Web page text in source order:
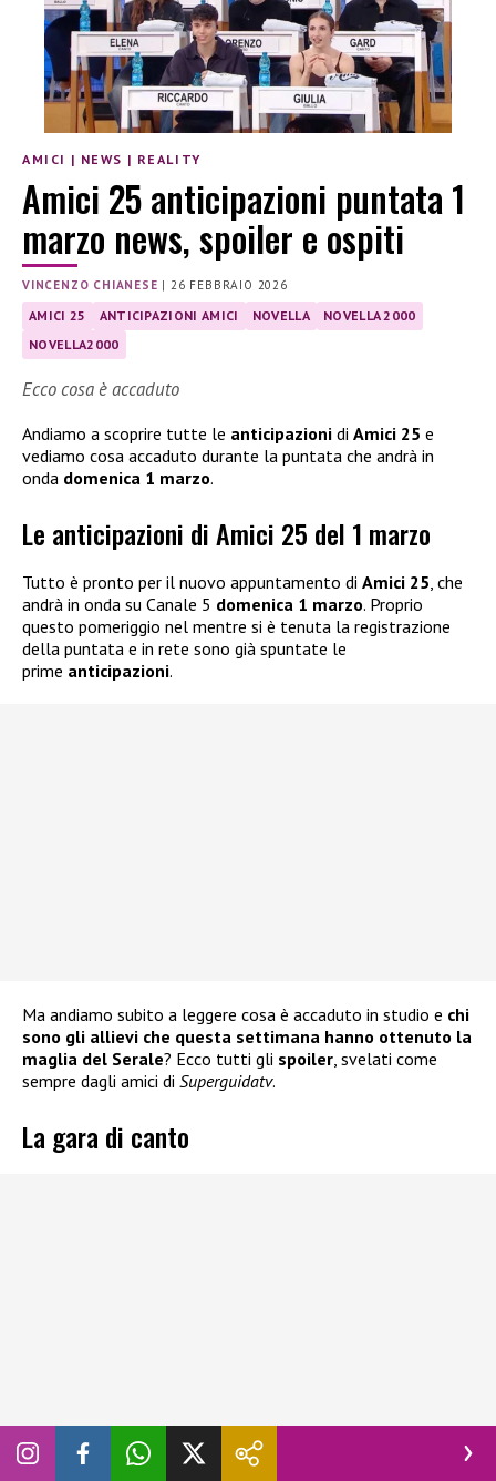
AMICI | NEWS | REALITY
Amici 25 anticipazioni puntata 1
marzo news, spoiler e ospiti
VINCENZO CHIANESE |26 FEBBRAIO 2026
AMICI 25 ANTICIPAZIONI AMICI NOVELLA
NOVELLA 2000
NOVELLA2000
Ecco cosa è accaduto
Andiamo a scoprire tutte le anticipazioni di Amici 25 e
vediamo cosa accaduto durante la puntata che andrà in
onda domenica 1 marzo.
Le anticipazioni di Amici 25 del 1 marzo
Tutto è pronto per il nuovo appuntamento di Amici 25, che
andrà in onda su Canale 5 domenica 1 marzo. Proprio
questo pomeriggio nel mentre si è tenuta la registrazione
della puntata e in rete sono già spuntate le
prime anticipazioni.
Ma andiamo subito a leggere cosa è accaduto in studio e chi
sono gli allievi che questa settimana hanno ottenuto la
maglia del Serale? Ecco tutti gli spoiler, svelati come
sempre dagli amici di Superguidatv.
La gara di canto